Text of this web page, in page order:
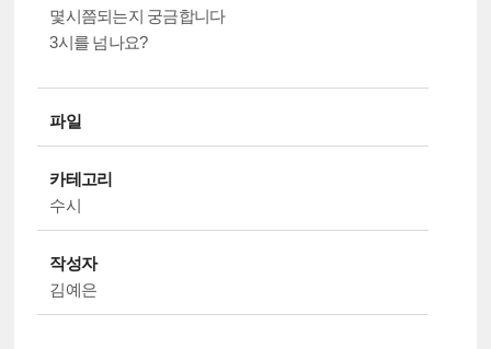
몇시쯤되는지 궁금합니다
3시를 넘나요?
파일
카테고리
수시
작성자
김예은